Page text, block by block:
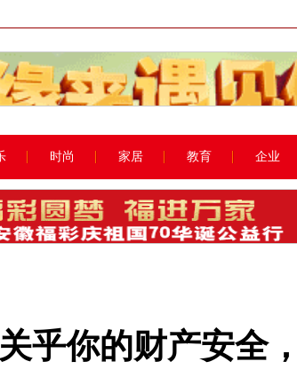
时尚 家居 教育 企业
乎你的财产安全